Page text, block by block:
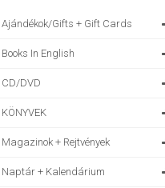
Ajándékok/gifts + Gift Cards
Books In English
CD/DVD
KÖNYVEK
Magazinok + Rejtvények
Naptár + Kalendárium